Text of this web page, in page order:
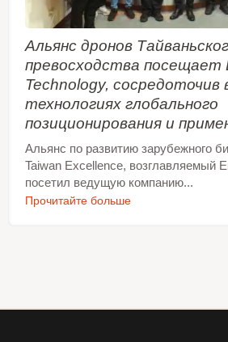
Альянс дронов
превосходства посещает
Technology, сосредоточив
технологиях глобального
позиционирования и
Альянс по развитию зарубежного
Taiwan Excellence, возглавляемый
посетил ведущую компанию...
Прочитайте больше